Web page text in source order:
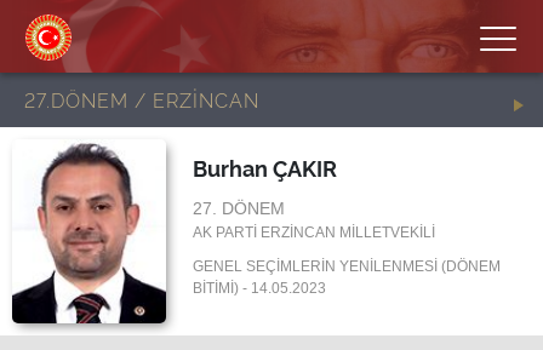
27.DÖNEM / ERZİNCAN
Burhan ÇAKIR
27. DÖNEM
AK PARTİ ERZİNCAN MİLLETVEKİLİ
GENEL SEÇİMLERİN YENİLENMESİ (DÖNEM
BİTİMİ) - 14.05.2023